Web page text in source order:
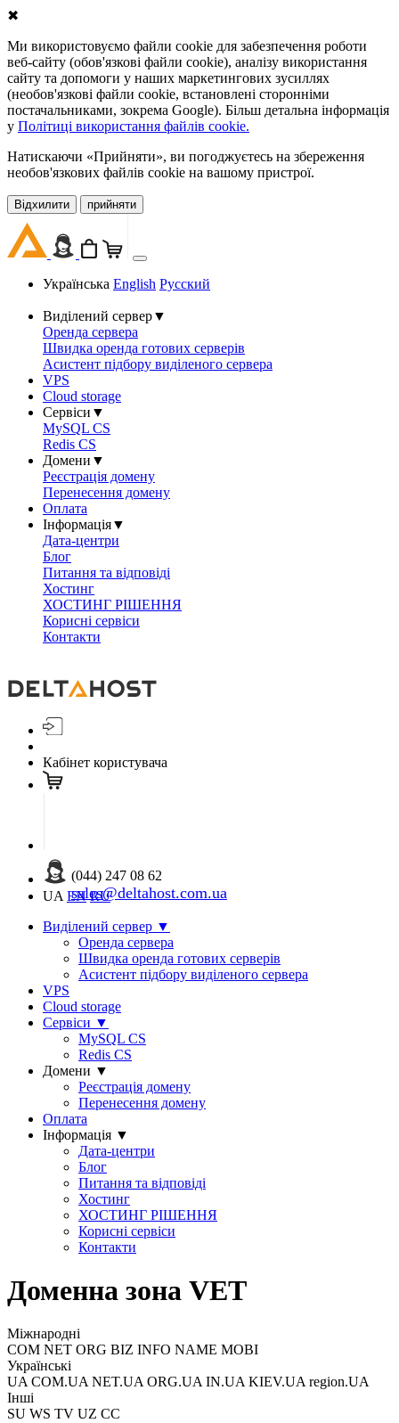
✖
Ми використовуємо файли cookie для забезпечення роботи
веб-сайту (обов'язкові файли cookie), аналізу використання
сайту та допомоги у наших маркетингових зусиллях
(необов'язкові файли cookie, встановлені сторонніми
постачальниками, зокрема Google). Більш детальна інформація
у Політиці використання файлів cookie.
Натискаючи «Прийняти», ви погоджуєтесь на збереження
необов'язкових файлів cookie на вашому пристрої.
Відхилити прийняти
Українська English Русский
Виділений сервер▼
Оренда сервера
Швидка оренда готових серверів
Асистент підбору виділеного сервера
VPS
Cloud storage
Сервіси ▼
MySQL CS
Redis CS
Домени ▼
Реєстрація домену
Перенесення домену
Оплата
Інформація▼
Дата-центри
Блог
Питання та відповіді
Хостинг
ХОСТИНГ РІШЕННЯ
Корисні сервіси
Контакти
Кабінет користувача
(044) 247 08 62
sales@deltahost.com.ua
UA EN RU
Виділений сервер ▼
Оренда сервера
Швидка оренда готових серверів
Асистент підбору виділеного сервера
VPS
Cloud storage
Сервіси ▼
MySQL CS
Redis CS
Домени ▼
Реєстрація домену
Перенесення домену
Оплата
Інформація ▼
Дата-центри
Блог
Питання та відповіді
Хостинг
ХОСТИНГ РІШЕННЯ
Корисні сервіси
Контакти
Доменна зона VET
Міжнародні
COM NET ORG BIZ INFO NAME MOBI
Українські
UA COM.UA NET.UA ORG.UA IN.UA KIEV.UA region.UA
Інші
SU WS TV UZ CC